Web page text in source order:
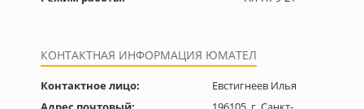
КОНТАКТНАЯ ИНФОРМАЦИЯ ЮМАТЕЛ
Контактное лицо:
Евстигнеев Илья